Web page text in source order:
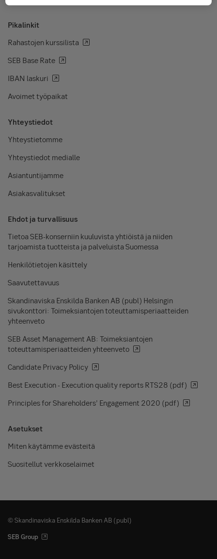
Pikalinkit
Rahastojen kurssilista
SEB Base Rate
IBAN laskuri
Avoimet työpaikat
Yhteystiedot
Yhteystietomme
Yhteystiedot medialle
Asiantuntijamme
Asiakasvalitukset
Ehdot ja turvallisuus
Tietoa SEB-konserniin kuuluvista yhtiöistä ja niiden
tarjoamista tuotteista ja palveluista Suomessa
Henkilötietojen käsittely
Saavutettavuus
Skandinaviska Enskilda Banken AB (publ) Helsingin
sivukonttori: Toimeksiantojen toteuttamisperiaatteiden
yhteenveto
SEB Asset Management AB: Toimeksiantojen
toteuttamisperiaatteiden yhteenveto
Candidate Privacy Policy
Best Execution - Execution quality reports RTS28 (pdf)
Principles for Shareholders’ Engagement 2020 (pdf)
Asetukset
Miten käytämme evästeitä
Suositellut verkkoselaimet
© Skandinaviska Enskilda Banken AB (publ)
SEB Group